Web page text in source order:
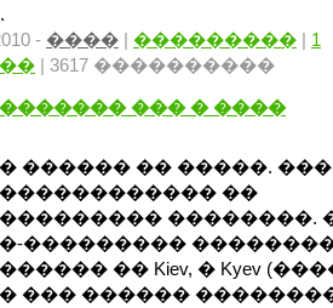
- ���� | ��������� | 1
| 3617 ����������
��� � ����
������ �� �����.
��
��������.
���������
�� Kiev, � Kyev
��� ������